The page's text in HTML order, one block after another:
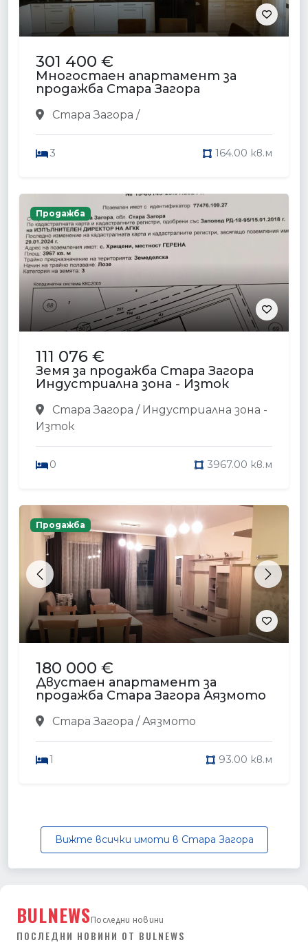
301 400 €
Многостаен апартамент за
продажба Стара Загора
Стара Загора /
3 164.00 кв.м
Продажба
111 076 €
Земя за продажба Стара Загора
Индустриална зона - Изток
Стара Загора / Индустриална зона -
Изток
0 3967.00 кв.м
Previous Next
Продажба
180 000 €
Двустаен апартамент за
продажба Стара Загора Аязмото
Стара Загора / Аязмото
1 93.00 кв.м
Вижте всички имоти в Стара Загора
BULNEWSПоследни новини
ПОСЛЕДНИ НОВИНИ ОТ BULNEWS